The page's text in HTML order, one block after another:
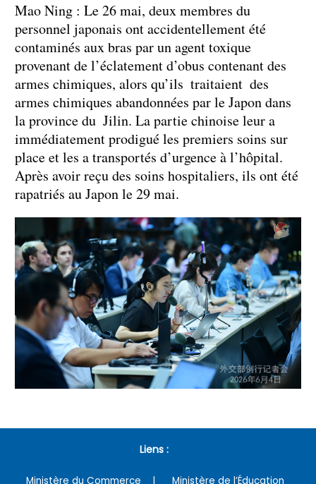
Mao Ning : Le 26 mai, deux membres du
personnel japonais ont accidentellement été
contaminés aux bras par un agent toxique
provenant de l’éclatement d’obus contenant des
armes chimiques, alors qu’ils traitaient des
armes chimiques abandonnées par le Japon dans
la province du Jilin. La partie chinoise leur a
immédiatement prodigué les premiers soins sur
place et les a transportés d’urgence à l’hôpital.
Après avoir reçu des soins hospitaliers, ils ont été
rapatriés au Japon le 29 mai.
Liens :
Ministère du Commerce Ministère de l’Éducation